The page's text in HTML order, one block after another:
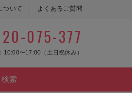
075-377
10:00〜17:00（土日祝休み）
ついて よくあるご質問
索